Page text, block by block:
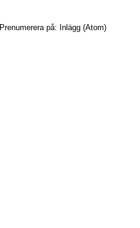
Prenumerera på: Inlägg (Atom)